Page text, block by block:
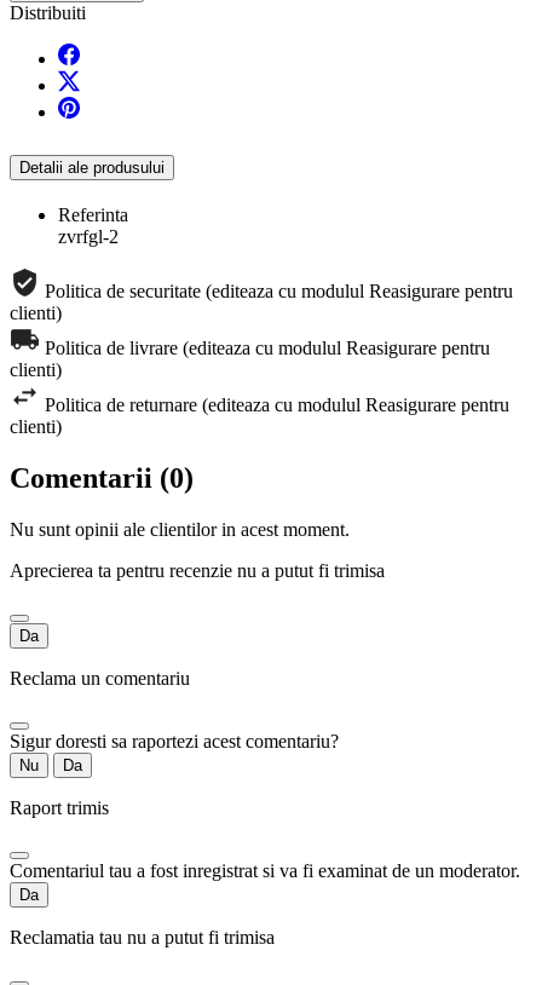
Distribuiti
Detalii ale produsului
Referinta
zvrfgl-2
Politica de securitate (editeaza cu modulul Reasigurare pentru
clienti)
Politica de livrare (editeaza cu modulul Reasigurare pentru
clienti)
Politica de returnare (editeaza cu modulul Reasigurare pentru
clienti)
Comentarii (0)
Nu sunt opinii ale clientilor in acest moment.
Aprecierea ta pentru recenzie nu a putut fi trimisa
Da
Reclama un comentariu
Sigur doresti sa raportezi acest comentariu?
Nu Da
Raport trimis
Comentariul tau a fost inregistrat si va fi examinat de un moderator.
Da
Reclamatia tau nu a putut fi trimisa